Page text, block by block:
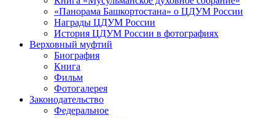
«Панорама Башкортостана» о ЦДУМ России
Награды ЦДУМ России
История ЦДУМ России в фотографиях
Верховный муфтий
Биография
Книга
Фильм
Фотогалерея
Законодательство
Федеральное